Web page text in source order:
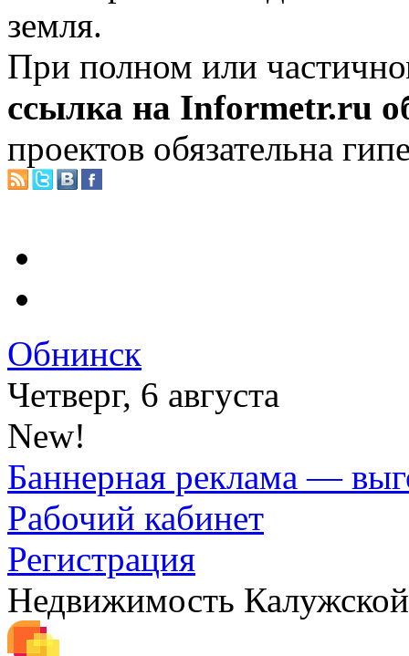
земля.
При полном или
ссылка на Informetr.ru
проектов обязательна
Обнинск
Четверг, 6 августа
New!
Баннерная реклама —
Рабочий кабинет
Регистрация
Недвижимость